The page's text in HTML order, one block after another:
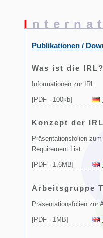
I
Publikationen /
Was ist die IRL?
Informationen zur IRL
[PDF - 100kb]
Konzept der IRL
Präsentationsfolien
Requirement List.
[PDF - 1,6MB]
Arbeitsgruppe
Präsentationsfolien zur
[PDF - 1MB]